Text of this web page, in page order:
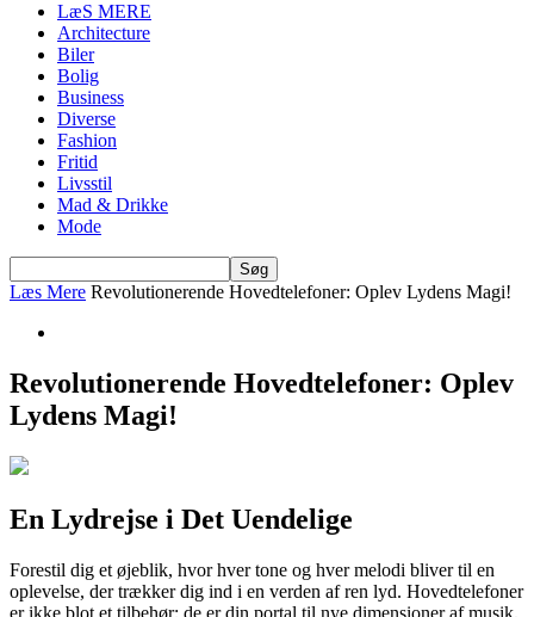
LæS MERE
Architecture
Biler
Bolig
Business
Diverse
Fashion
Fritid
Livsstil
Mad & Drikke
Mode
Læs Mere Revolutionerende Hovedtelefoner: Oplev Lydens Magi!
Revolutionerende Hovedtelefoner: Oplev
Lydens Magi!
En Lydrejse i Det Uendelige
Forestil dig et øjeblik, hvor hver tone og hver melodi bliver til en
oplevelse, der trækker dig ind i en verden af ren lyd. Hovedtelefoner
er ikke blot et tilbehør; de er din portal til nye dimensioner af musik,